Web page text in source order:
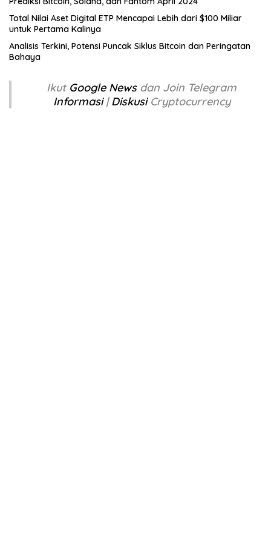
Total Nilai Aset Digital ETP Mencapai Lebih dari $100 Miliar
untuk Pertama Kalinya
Analisis Terkini, Potensi Puncak Siklus Bitcoin dan Peringatan
Bahaya
Ikut Google News dan Join Telegram
Informasi|DiskusiCryptocurrency